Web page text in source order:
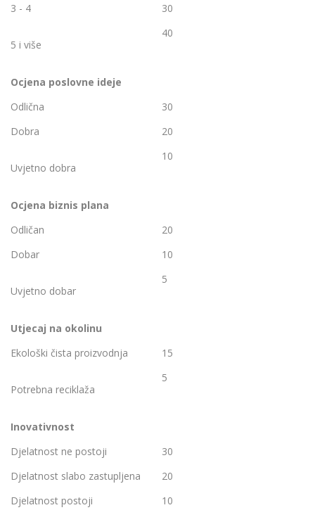
3 - 4
30
5 i više
40
Ocjena poslovne ideje
Odlična
30
Dobra
20
Uvjetno dobra
10
Ocjena biznis plana
Odličan
20
Dobar
10
Uvjetno dobar
5
Utjecaj na okolinu
Ekološki čista proizvodnja
15
Potrebna reciklaža
5
Inovativnost
Djelatnost ne postoji
30
Djelatnost slabo zastupljena
20
Djelatnost postoji
10